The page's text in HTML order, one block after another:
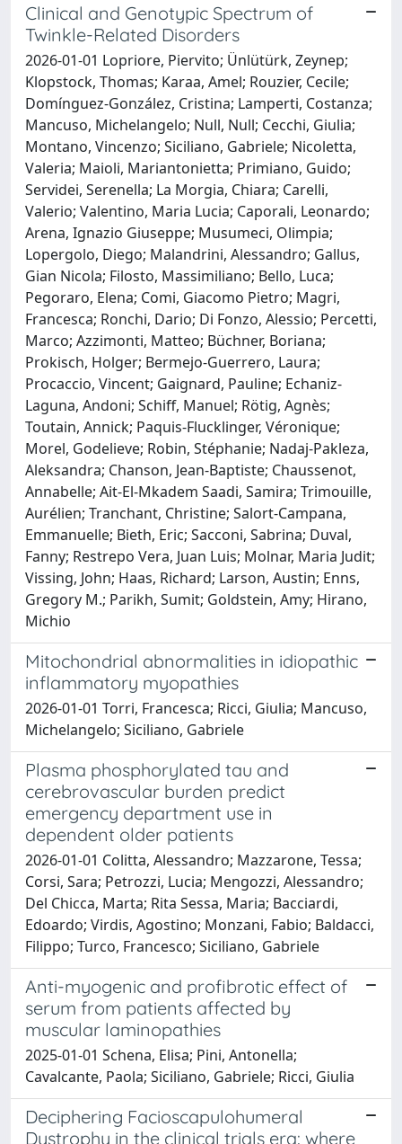
Clinical and Genotypic Spectrum of
Twinkle-Related Disorders
2026-01-01 Lopriore, Piervito; Ünlütürk, Zeynep;
Klopstock, Thomas; Karaa, Amel; Rouzier, Cecile;
Domínguez-González, Cristina; Lamperti, Costanza;
Mancuso, Michelangelo; Null, Null; Cecchi, Giulia;
Montano, Vincenzo; Siciliano, Gabriele; Nicoletta,
Valeria; Maioli, Mariantonietta; Primiano, Guido;
Servidei, Serenella; La Morgia, Chiara; Carelli,
Valerio; Valentino, Maria Lucia; Caporali, Leonardo;
Arena, Ignazio Giuseppe; Musumeci, Olimpia;
Lopergolo, Diego; Malandrini, Alessandro; Gallus,
Gian Nicola; Filosto, Massimiliano; Bello, Luca;
Pegoraro, Elena; Comi, Giacomo Pietro; Magri,
Francesca; Ronchi, Dario; Di Fonzo, Alessio; Percetti,
Marco; Azzimonti, Matteo; Büchner, Boriana;
Prokisch, Holger; Bermejo-Guerrero, Laura;
Procaccio, Vincent; Gaignard, Pauline; Echaniz-
Laguna, Andoni; Schiff, Manuel; Rötig, Agnès;
Toutain, Annick; Paquis-Flucklinger, Véronique;
Morel, Godelieve; Robin, Stéphanie; Nadaj-Pakleza,
Aleksandra; Chanson, Jean-Baptiste; Chaussenot,
Annabelle; Ait-El-Mkadem Saadi, Samira; Trimouille,
Aurélien; Tranchant, Christine; Salort-Campana,
Emmanuelle; Bieth, Eric; Sacconi, Sabrina; Duval,
Fanny; Restrepo Vera, Juan Luis; Molnar, Maria Judit;
Vissing, John; Haas, Richard; Larson, Austin; Enns,
Gregory M.; Parikh, Sumit; Goldstein, Amy; Hirano,
Michio
Mitochondrial abnormalities in idiopathic
inflammatory myopathies
2026-01-01 Torri, Francesca; Ricci, Giulia; Mancuso,
Michelangelo; Siciliano, Gabriele
Plasma phosphorylated tau and
cerebrovascular burden predict
emergency department use in
dependent older patients
2026-01-01 Colitta, Alessandro; Mazzarone, Tessa;
Corsi, Sara; Petrozzi, Lucia; Mengozzi, Alessandro;
Del Chicca, Marta; Rita Sessa, Maria; Bacciardi,
Edoardo; Virdis, Agostino; Monzani, Fabio; Baldacci,
Filippo; Turco, Francesco; Siciliano, Gabriele
Anti-myogenic and profibrotic effect of
serum from patients affected by
muscular laminopathies
2025-01-01 Schena, Elisa; Pini, Antonella;
Cavalcante, Paola; Siciliano, Gabriele; Ricci, Giulia
Deciphering Facioscapulohumeral
Dystrophy in the clinical trials era: where